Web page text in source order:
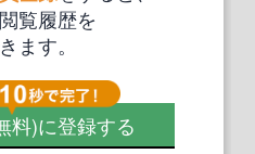
覧履歴を
ます。
料)に登録する